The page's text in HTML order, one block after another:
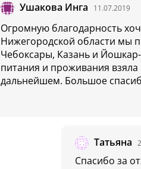
Ушакова Инга 11.07.2019
Огромную благодарность
Нижегородской области мы
Чебоксары, Казань и
питания и проживания взяла
дальнейшем. Большое
Татьяна
Спасибо за